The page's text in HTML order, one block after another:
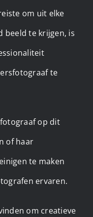
om uit elke
beeld te krijgen, is
te
op dit
of haar
te maken
ervaren.
om creatieve